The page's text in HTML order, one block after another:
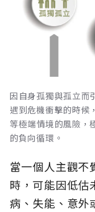
因自身孤獨與孤立而
遇到危機衝擊的時候
等極端情境的風險，
的負向循環。
當一個人主觀不
時，可能因低估
病、失能、意外